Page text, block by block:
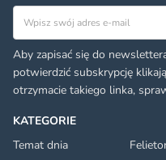
KATEGORIE
Temat dnia
Adres email
Aby zapisać się do
potwierdzić subskrypcję
otrzymacie takiego linka,